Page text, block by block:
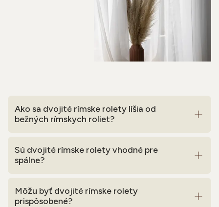
Ako sa dvojité rímske rolety líšia od
bežných rímskych roliet?
Sú dvojité rímske rolety vhodné pre
spálne?
Môžu byť dvojité rímske rolety
prispôsobené?